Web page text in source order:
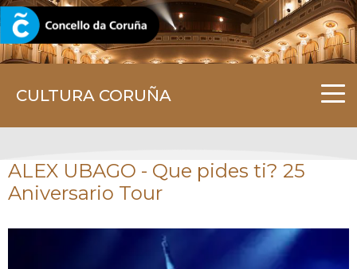
CULTURA CORUÑA
CORUNA.GAL
ALEX UBAGO - Que pides ti? 25
Aniversario Tour